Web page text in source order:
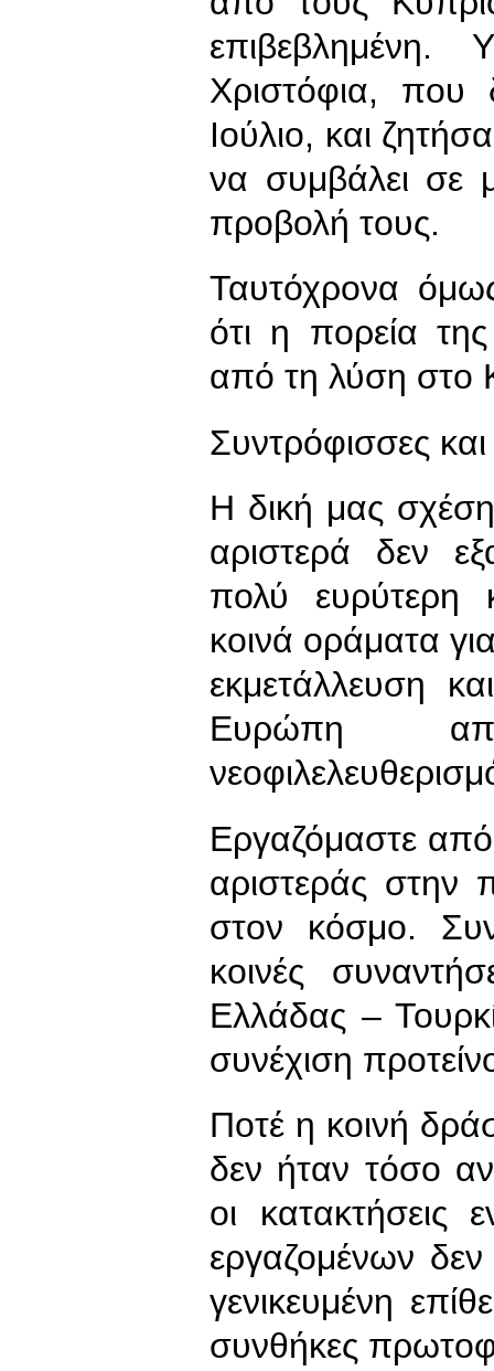
επιβεβλημένη.
Χριστόφια, που
Ιούλιο, και
να συμβάλει σε
προβολή τους.
Ταυτόχρονα
ότι η πορεία
από τη λύση στο
Συντρόφισσες
Η δική μας
αριστερά δεν
πολύ ευρύτερη
κοινά οράματα
εκμετάλλευση
Ευρώπη
Εργαζόμαστε από
αριστεράς στην
στον κόσμο.
κοινές
Ελλάδας –
συνέχιση
Ποτέ η κοινή
δεν ήταν τόσο
οι κατακτήσεις
εργαζομένων δεν
γενικευμένη
συνθήκες